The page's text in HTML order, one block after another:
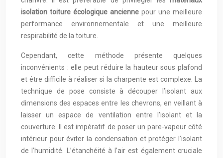
isolation toiture écologique ancienne pour une meilleure
performance environnementale et une meilleure
respirabilité de la toiture.
Cependant, cette méthode présente quelques
inconvénients : elle peut réduire la hauteur sous plafond
et être difficile à réaliser si la charpente est complexe. La
technique de pose consiste à découper l’isolant aux
dimensions des espaces entre les chevrons, en veillant à
laisser un espace de ventilation entre l’isolant et la
couverture. Il est impératif de poser un pare-vapeur côté
intérieur pour éviter la condensation et protéger l’isolant
de l’humidité. L’étanchéité à l’air est également cruciale